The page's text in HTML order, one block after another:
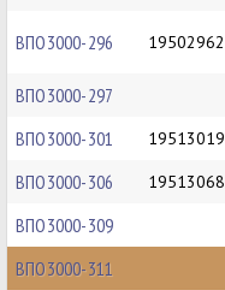
ВПО3000-296 19502962
ВПО3000-297
ВПО3000-301 19513019
ВПО3000-306 19513068
ВПО3000-309
ВПО3000-311